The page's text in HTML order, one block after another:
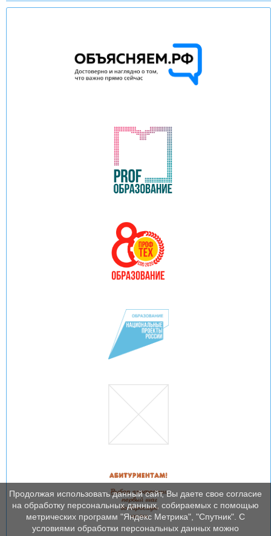
Продолжая использовать данный сайт, Вы даете свое согласие
на обработку персональных данных, собираемых с помощью
метрических программ "Яндекс Метрика", "Спутник". С
условиями обработки персональных данных можно